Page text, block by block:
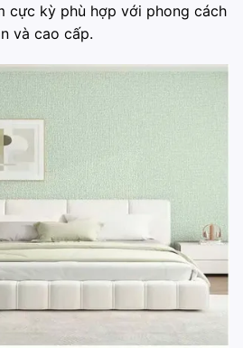
cực kỳ phù hợp với phong cách
và cao cấp.